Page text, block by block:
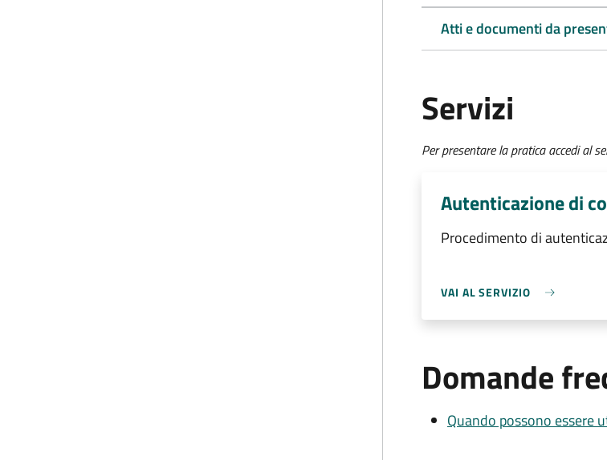
Atti e documenti da
Servizi
Per presentare la pratica accedi al
Autenticazione di
Procedimento di
VAI AL SERVIZIO
Domande
Quando possono essere